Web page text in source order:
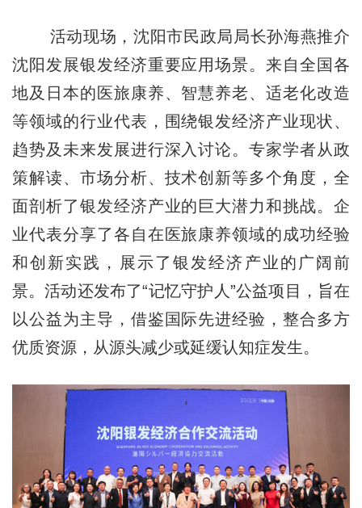
活动现场，沈阳市民政局局长孙海燕推介
沈阳发展银发经济重要应用场景。来自全国各
地及日本的医旅康养、智慧养老、适老化改造
等领域的行业代表，围绕银发经济产业现状、
趋势及未来发展进行深入讨论。专家学者从政
策解读、市场分析、技术创新等多个角度，全
面剖析了银发经济产业的巨大潜力和挑战。企
业代表分享了各自在医旅康养领域的成功经验
和创新实践，展示了银发经济产业的广阔前
景。活动还发布了“记忆守护人”公益项目，旨在
以公益为主导，借鉴国际先进经验，整合多方
优质资源，从源头减少或延缓认知症发生。